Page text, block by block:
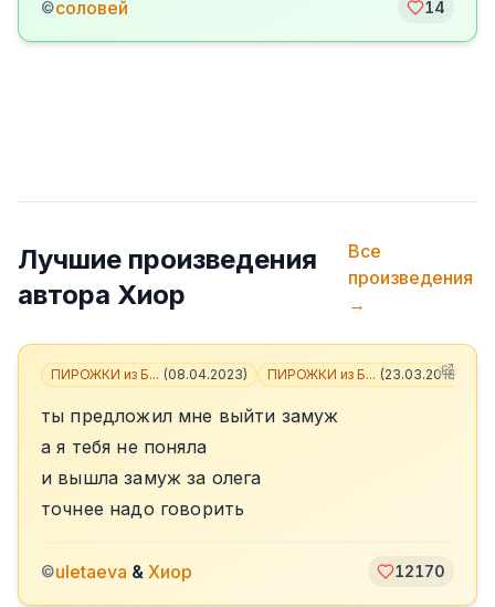
©соловей 14
Лучшие произведения
автора Хиор
Все
произведения
→
ПИРОЖКИ из Б... (08.04.2023) ПИРОЖКИ из Б... (23.03.2018
ты предложил мне выйти замуж
а я тебя не поняла
и вышла замуж за олега
точнее надо говорить
©uletaeva & Хиор 12170